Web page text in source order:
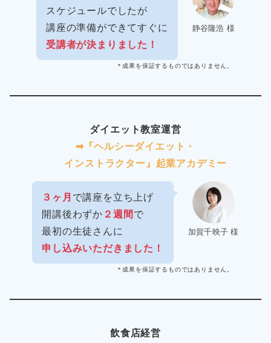
静谷隆浩 様
スケジュールでしたが
講座の準備ができてすぐに
受講者が決まりました！
＊成果を保証するものではありません。
ダイエット教室運営
➡︎『ヘルシーダイエット・
インストラクター』起業アカデミー
加賀千映子 様
３ヶ月 で講座を立ち上げ
開講後わずか ２週間 で
最初の生徒さんに
申し込みいただきました！
＊成果を保証するものではありません。
飲食店経営